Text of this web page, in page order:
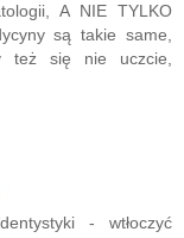
A NIE TYLKO
są takie same,
też się nie uczcie,
- wtłoczyć